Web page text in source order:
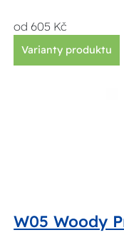
od 605 Kč
Varianty produktu
W05 Woody